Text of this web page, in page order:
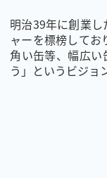
明治39年に創業
ャーを標榜して
角い缶等、幅広
う」というビジョ